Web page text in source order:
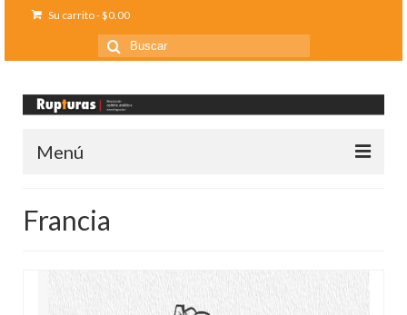
Su carrito-$0.00
Buscar
por:
Menú
Contáctanos
Francia